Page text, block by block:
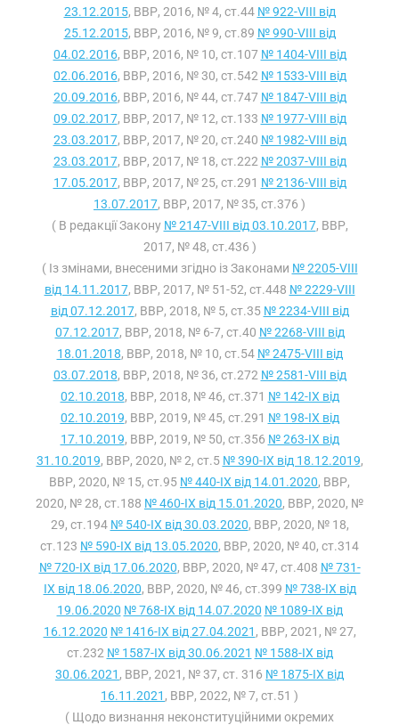
23.12.2015, ВВР, 2016, № 4, ст.44 № 922-VIII від
25.12.2015, ВВР, 2016, № 9, ст.89 № 990-VIII від
04.02.2016, ВВР, 2016, № 10, ст.107 № 1404-VIII від
02.06.2016, ВВР, 2016, № 30, ст.542 № 1533-VIII від
20.09.2016, ВВР, 2016, № 44, ст.747 № 1847-VIII від
09.02.2017, ВВР, 2017, № 12, ст.133 № 1977-VIII від
23.03.2017, ВВР, 2017, № 20, ст.240 № 1982-VIII від
23.03.2017, ВВР, 2017, № 18, ст.222 № 2037-VIII від
17.05.2017, ВВР, 2017, № 25, ст.291 № 2136-VIII від
13.07.2017, ВВР, 2017, № 35, ст.376 )
( В редакції Закону № 2147-VIII від 03.10.2017, ВВР,
2017, № 48, ст.436 )
( Із змінами, внесеними згідно із Законами № 2205-VIII
від 14.11.2017, ВВР, 2017, № 51-52, ст.448 № 2229-VIII
від 07.12.2017, ВВР, 2018, № 5, ст.35 № 2234-VIII від
07.12.2017, ВВР, 2018, № 6-7, ст.40 № 2268-VIII від
18.01.2018, ВВР, 2018, № 10, ст.54 № 2475-VIII від
03.07.2018, ВВР, 2018, № 36, ст.272 № 2581-VIII від
02.10.2018, ВВР, 2018, № 46, ст.371 № 142-IX від
02.10.2019, ВВР, 2019, № 45, ст.291 № 198-IX від
17.10.2019, ВВР, 2019, № 50, ст.356 № 263-IX від
31.10.2019, ВВР, 2020, № 2, ст.5 № 390-IX від 18.12.2019,
ВВР, 2020, № 15, ст.95 № 440-IX від 14.01.2020, ВВР,
2020, № 28, ст.188 № 460-IX від 15.01.2020, ВВР, 2020, №
29, ст.194 № 540-IX від 30.03.2020, ВВР, 2020, № 18,
ст.123 № 590-IX від 13.05.2020, ВВР, 2020, № 40, ст.314
№ 720-IX від 17.06.2020, ВВР, 2020, № 47, ст.408 № 731-
IX від 18.06.2020, ВВР, 2020, № 46, ст.399 № 738-IX від
19.06.2020 № 768-IX від 14.07.2020 № 1089-IX від
16.12.2020 № 1416-IX від 27.04.2021 , ВВР, 2021, № 27,
ст.232 № 1587-IX від 30.06.2021 № 1588-IX від
30.06.2021 , ВВР, 2021, № 37, ст. 316 № 1875-IX від
16.11.2021 , ВВР, 2022, № 7, ст.51 )
( Щодо визнання неконституційними окремих